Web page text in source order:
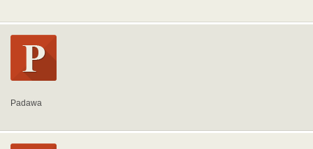
Padawa